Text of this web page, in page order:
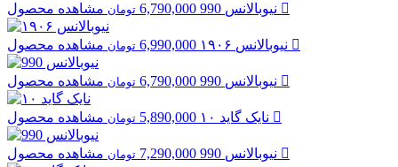
نیوبالانس 990
6,790,000 تومان
نیوبالانس ۱۹۰۶ 6,990,000 تومان
نیوبالانس 990
6,790,000 تومان
نایک گاید ۱۰ 5,890,000 تومان
نیوبالانس 990
7,290,000 تومان